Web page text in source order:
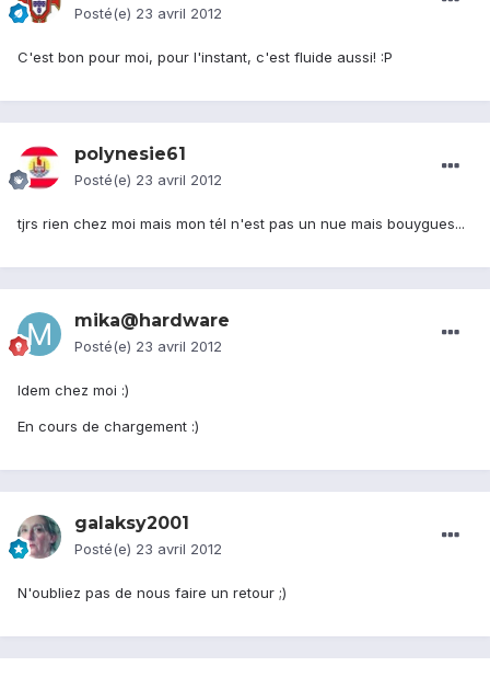
Posté(e) 23 avril 2012
C'est bon pour moi, pour l'instant, c'est fluide aussi! :P
polynesie61
Posté(e) 23 avril 2012
tjrs rien chez moi mais mon tél n'est pas un nue mais bouygues...
mika@hardware
Posté(e) 23 avril 2012
Idem chez moi :)
En cours de chargement :)
galaksy2001
Posté(e) 23 avril 2012
N'oubliez pas de nous faire un retour ;)